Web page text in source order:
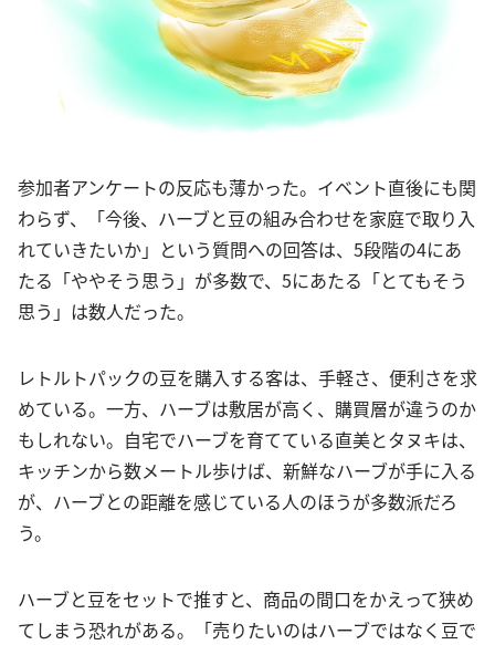
参加者アンケートの反応も薄かった。イベント直後にも関
わらず、「今後、ハーブと豆の組み合わせを家庭で取り入
れていきたいか」という質問への回答は、5段階の4にあ
たる「ややそう思う」が多数で、5にあたる「とてもそう
思う」は数人だった。
レトルトパックの豆を購入する客は、手軽さ、便利さを求
めている。一方、ハーブは敷居が高く、購買層が違うのか
もしれない。自宅でハーブを育てている直美とタヌキは、
キッチンから数メートル歩けば、新鮮なハーブが手に入る
が、ハーブとの距離を感じている人のほうが多数派だろ
う。
ハーブと豆をセットで推すと、商品の間口をかえって狭め
てしまう恐れがある。「売りたいのはハーブではなく豆で